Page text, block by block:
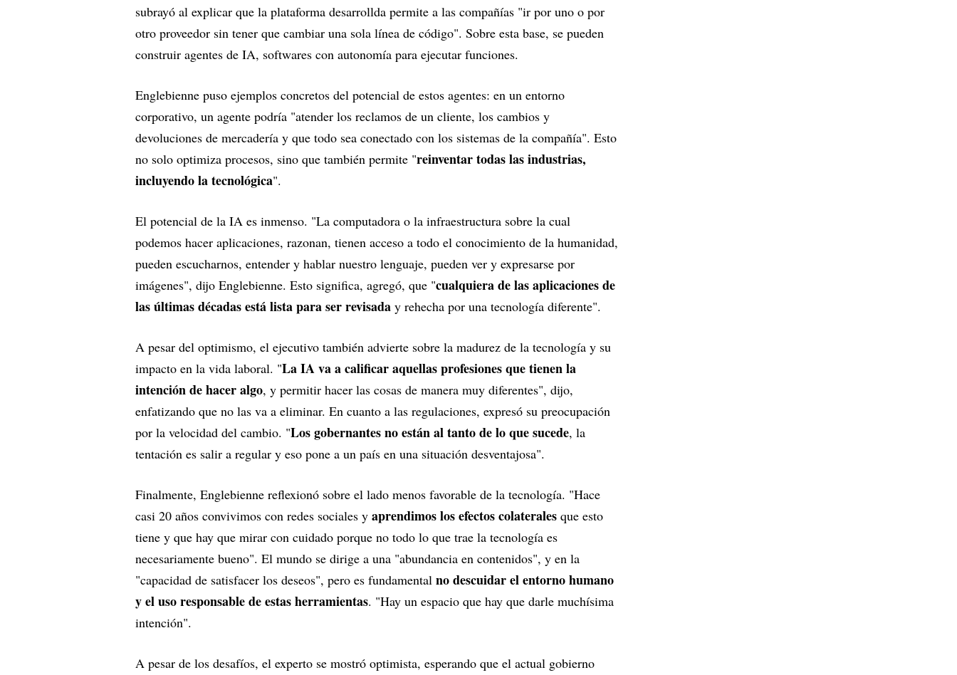
subrayó al explicar que la plataforma desarrollda permite a las compañías "ir por uno o por
otro proveedor sin tener que cambiar una sola línea de código". Sobre esta base, se pueden
construir agentes de IA, softwares con autonomía para ejecutar funciones.
Englebienne puso ejemplos concretos del potencial de estos agentes: en un entorno
corporativo, un agente podría "atender los reclamos de un cliente, los cambios y
devoluciones de mercadería y que todo sea conectado con los sistemas de la compañía". Esto
no solo optimiza procesos, sino que también permite "reinventar todas las industrias,
incluyendo la tecnológica".
El potencial de la IA es inmenso. "La computadora o la infraestructura sobre la cual
podemos hacer aplicaciones, razonan, tienen acceso a todo el conocimiento de la humanidad,
pueden escucharnos, entender y hablar nuestro lenguaje, pueden ver y expresarse por
imágenes", dijo Englebienne. Esto significa, agregó, que "cualquiera de las aplicaciones de
las últimas décadas está lista para ser revisada y rehecha por una tecnología diferente".
A pesar del optimismo, el ejecutivo también advierte sobre la madurez de la tecnología y su
impacto en la vida laboral. "La IA va a calificar aquellas profesiones que tienen la
intención de hacer algo, y permitir hacer las cosas de manera muy diferentes", dijo,
enfatizando que no las va a eliminar. En cuanto a las regulaciones, expresó su preocupación
por la velocidad del cambio. "Los gobernantes no están al tanto de lo que sucede, la
tentación es salir a regular y eso pone a un país en una situación desventajosa".
Finalmente, Englebienne reflexionó sobre el lado menos favorable de la tecnología. "Hace
casi 20 años convivimos con redes sociales y aprendimos los efectos colaterales que esto
tiene y que hay que mirar con cuidado porque no todo lo que trae la tecnología es
necesariamente bueno". El mundo se dirige a una "abundancia en contenidos", y en la
"capacidad de satisfacer los deseos", pero es fundamental no descuidar el entorno humano
y el uso responsable de estas herramientas. "Hay un espacio que hay que darle muchísima
intención".
A pesar de los desafíos, el experto se mostró optimista, esperando que el actual gobierno